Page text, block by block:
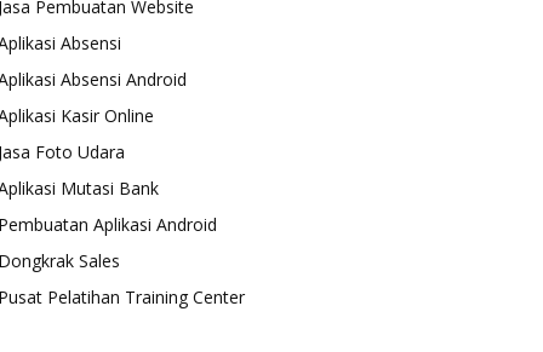
Pembuatan Website
Absensi
Absensi Android
Kasir Online
Foto Udara
Mutasi Bank
Aplikasi Android
Sales
Pelatihan Training Center